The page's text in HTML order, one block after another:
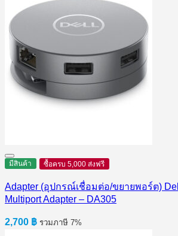
มีสินค้า ซื้อครบ 5,000 ส่งฟรี
Adapter (อุปกรณ์เชื่อมต่อ/ขยายพอร์ต)
Multiport Adapter – DA305
2,700 ฿ รวมภาษี 7%